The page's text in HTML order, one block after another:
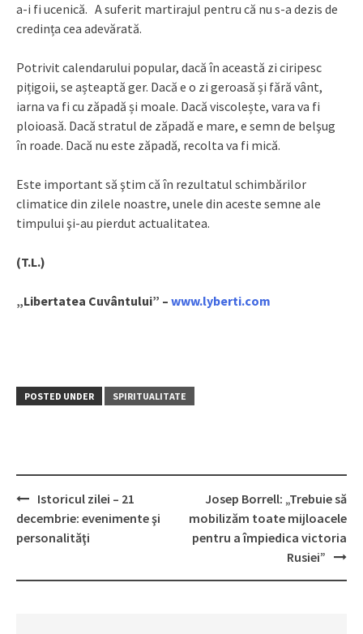
a-i fi ucenică. A suferit martirajul pentru că nu s-a dezis de
credința cea adevărată.
Potrivit calendarului popular, dacă în această zi ciripesc
pițigoii, se așteaptă ger. Dacă e o zi geroasă și fără vânt,
iarna va fi cu zăpadă și moale. Dacă viscolește, vara va fi
ploioasă. Dacă stratul de zăpadă e mare, e semn de belşug
în roade. Dacă nu este zăpadă, recolta va fi mică.
Este important să ştim că în rezultatul schimbărilor
climatice din zilele noastre, unele din aceste semne ale
timpului şi-au pierdut actualitatea.
(T.L.)
„Libertatea Cuvântului” – www.lyberti.com
POSTED UNDER SPIRITUALITATE
Post
navigation
Istoricul zilei – 21
decembrie: evenimente şi
personalităţi
Josep Borrell: „Trebuie să
mobilizăm toate mijloacele
pentru a împiedica victoria
Rusiei”